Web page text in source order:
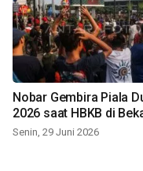
Nobar Gembira Piala
2026 saat HBKB di
Senin, 29 Juni 2026